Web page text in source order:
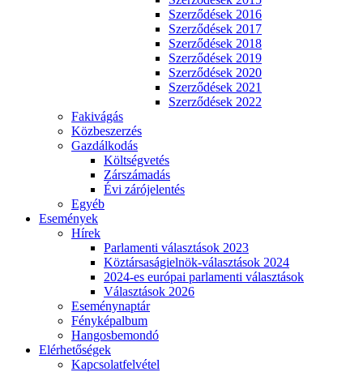
Szerződések 2016
Szerződések 2017
Szerződések 2018
Szerződések 2019
Szerződések 2020
Szerződések 2021
Szerződések 2022
Fakivágás
Közbeszerzés
Gazdálkodás
Költségvetés
Zárszámadás
Évi zárójelentés
Egyéb
Események
Hírek
Parlamenti választások 2023
Köztársaságielnök-választások 2024
2024-es európai parlamenti választások
Választások 2026
Eseménynaptár
Fényképalbum
Hangosbemondó
Elérhetőségek
Kapcsolatfelvétel